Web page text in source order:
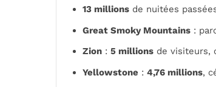
13 millions de nuitées
Great Smoky Mountains :
Zion : 5 millions de visiteurs,
Yellowstone : 4,76 millions,